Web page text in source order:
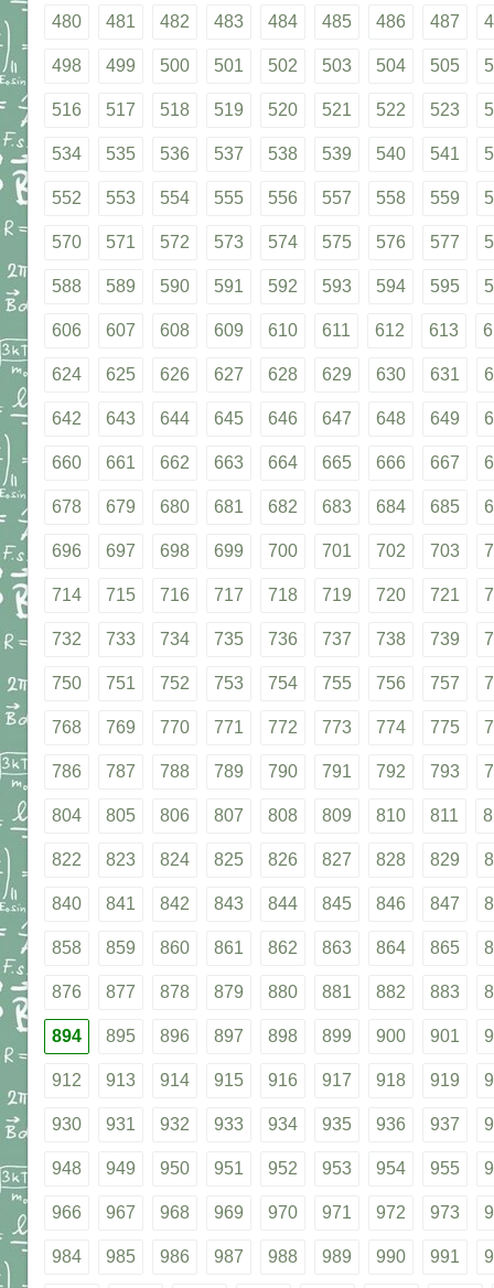
480 481 482 483 484 485 486 487
498 499 500 501 502 503 504 505
516 517 518 519 520 521 522 523
534 535 536 537 538 539 540 541
552 553 554 555 556 557 558 559
570 571 572 573 574 575 576 577
588 589 590 591 592 593 594 595
606 607 608 609 610 611 612 613
624 625 626 627 628 629 630 631
642 643 644 645 646 647 648 649
660 661 662 663 664 665 666 667
678 679 680 681 682 683 684 685
696 697 698 699 700 701 702 703
714 715 716 717 718 719 720 721
732 733 734 735 736 737 738 739
750 751 752 753 754 755 756 757
768 769 770 771 772 773 774 775
786 787 788 789 790 791 792 793
804 805 806 807 808 809 810 811
822 823 824 825 826 827 828 829
840 841 842 843 844 845 846 847
858 859 860 861 862 863 864 865
876 877 878 879 880 881 882 883
894 895 896 897 898 899 900 901
912 913 914 915 916 917 918 919
930 931 932 933 934 935 936 937
948 949 950 951 952 953 954 955
966 967 968 969 970 971 972 973
984 985 986 987 988 989 990 991